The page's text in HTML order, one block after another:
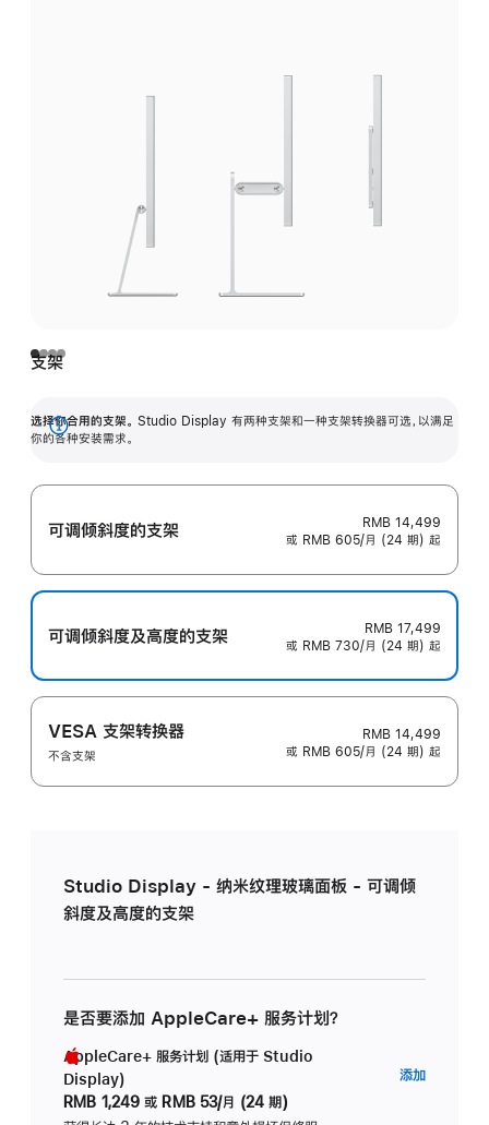
支架
选择你合用的支架。 Studio Display 有两种支架和一种支架转换器可选，以满足
你的各种安装需求。
展
可调倾斜度的支架
RMB 14,499
或 RMB 605/月 (24 期) 起
可调倾斜度及高‍度的支‍架
RMB 17,499
或 RMB 730/月 (24 期) 起
VESA 支架转换器
不含支架
RMB 14,499
或 RMB 605/月 (24 期) 起
Studio Display - 纳米纹理玻璃面板 - 可调倾
斜度及高度的支架
是否要添加 AppleCare+ 服务计划？
AppleCare+ 服务计划 (适用于 Studio
Display)
RMB 1,249 或 RMB 53/月 (24 期)
添加